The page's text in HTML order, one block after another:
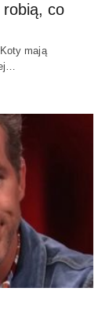
robią, co
mają